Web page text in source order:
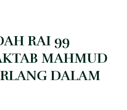
RAI 99
MAHMUD
DALAM